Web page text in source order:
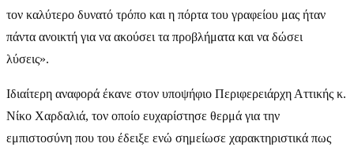
τον καλύτερο δυνατό τρόπο και η πόρτα του γραφείου μας ήταν
πάντα ανοικτή για να ακούσει τα προβλήματα και να δώσει
λύσεις».
Ιδιαίτερη αναφορά έκανε στον υποψήφιο Περιφερειάρχη Αττικής κ.
Νίκο Χαρδαλιά, τον οποίο ευχαρίστησε θερμά για την
εμπιστοσύνη που του έδειξε ενώ σημείωσε χαρακτηριστικά πως